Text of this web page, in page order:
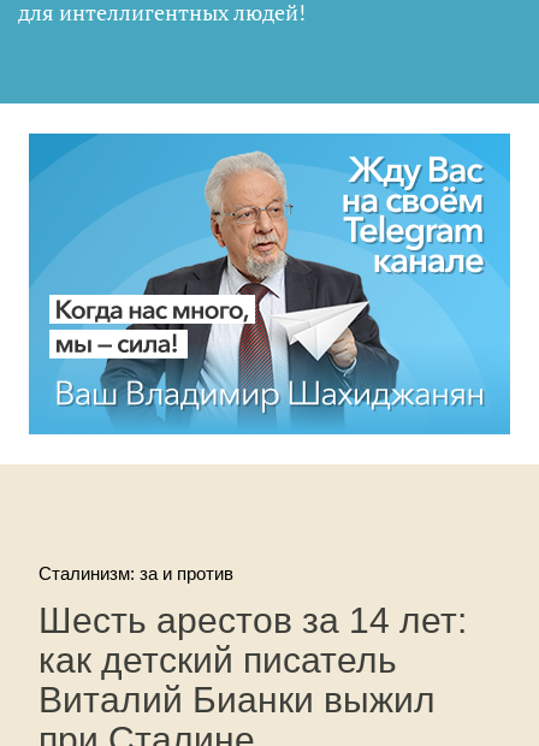
для интеллигентных людей!
Сталинизм: за и против
Шесть арестов за 14 лет:
как детский писатель
Виталий Бианки выжил